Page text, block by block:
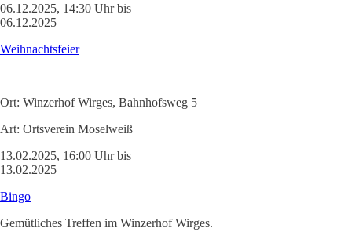
06.12.2025, 14:30 Uhr bis
06.12.2025
Weihnachtsfeier
Ort: Winzerhof Wirges, Bahnhofsweg 5
Art: Ortsverein Moselweiß
13.02.2025, 16:00 Uhr bis
13.02.2025
Bingo
Gemütliches Treffen im Winzerhof Wirges.